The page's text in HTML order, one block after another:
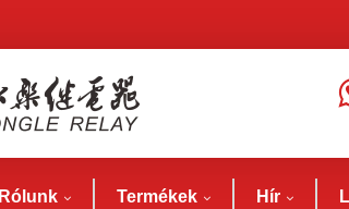
Rólunk Termékek Hír